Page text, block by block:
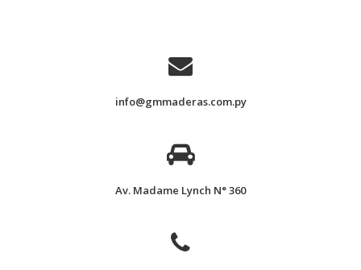
info@gmmaderas.com.py
Av. Madame Lynch N° 360